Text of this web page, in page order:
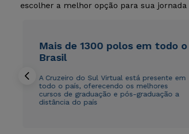
escolher a melhor opção para sua
Mais de 1300 polos em todo o
Brasil
A Cruzeiro do Sul Virtual está presente em
todo o país, oferecendo os melhores
cursos de graduação e pós-graduação a
distância do país